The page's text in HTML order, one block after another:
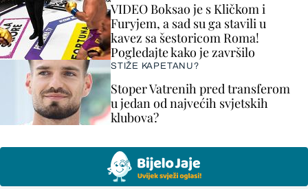
VIDEO Boksao je s Kličkom i
Furyjem, a sad su ga stavili u
kavez sa šestoricom Roma!
Pogledajte kako je završilo
STIŽE KAPETANU?
Stoper Vatrenih pred transferom
u jedan od najvećih svjetskih
klubova?